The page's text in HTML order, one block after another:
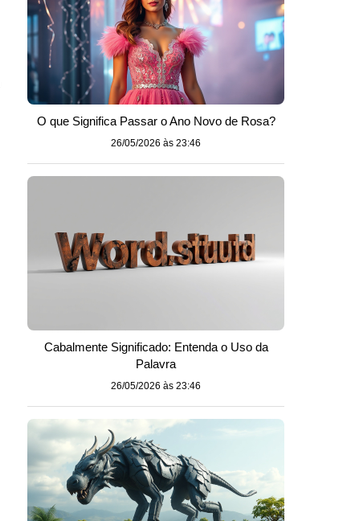
O que Significa Passar o Ano Novo de Rosa?
26/05/2026 às 23:46
Cabalmente Significado: Entenda o Uso da
Palavra
26/05/2026 às 23:46